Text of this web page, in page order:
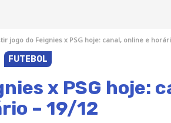
jogo do Feignies x PSG hoje: canal, online e
FUTEBOL
x PSG hoje:
– 19/12